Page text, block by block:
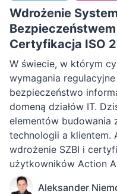
Wdrożenie
Certyfikacja ISO
W świecie, w którym
wymagania
bezpieczeństwo
domeną działów IT.
elementów budowania
technologii a klientem.
wdrożenie SZBI i
użytkowników Action
Aleksander